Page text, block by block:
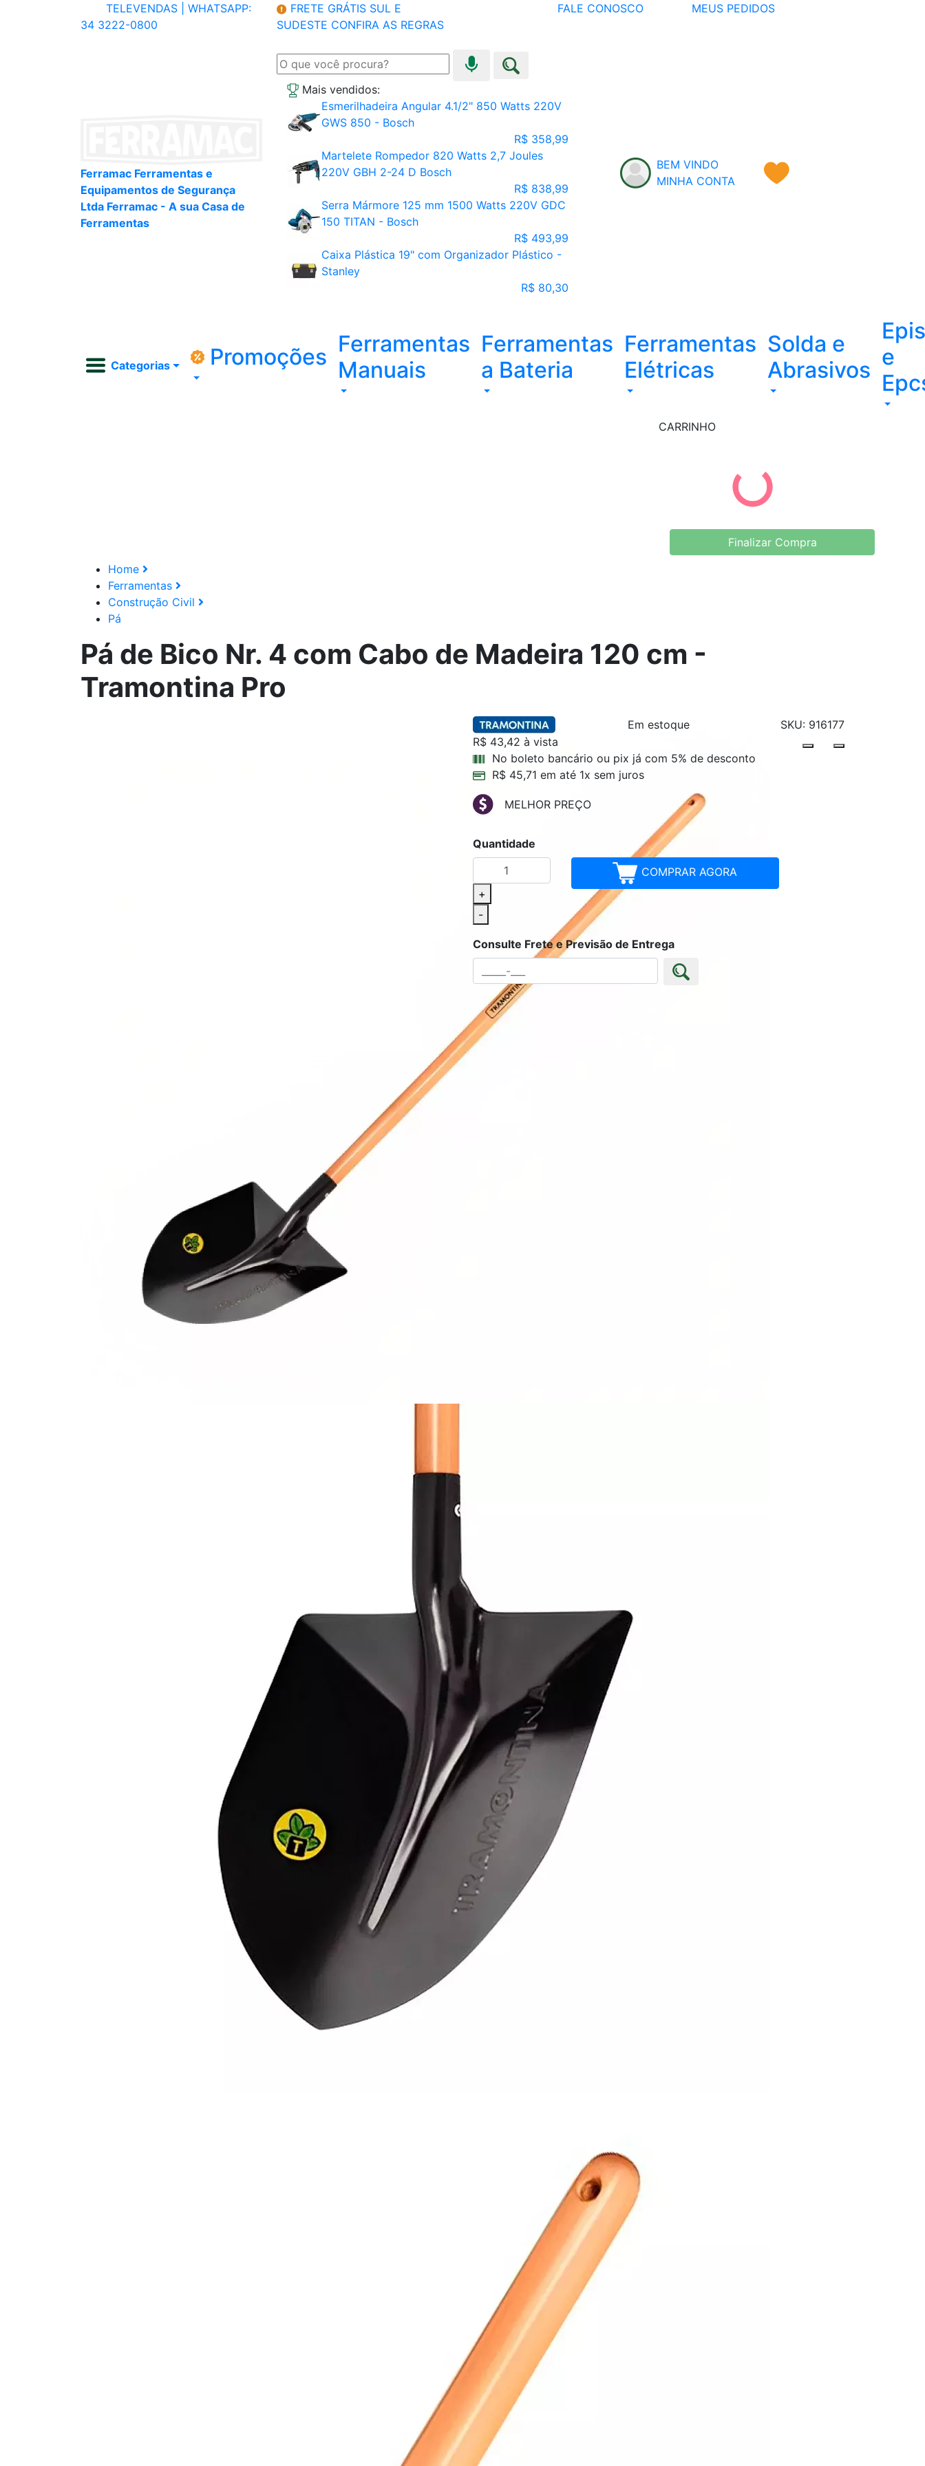
TELEVENDAS |
WHATSAPP:
34 3222-0800
FRETE GRÁTIS SUL E
SUDESTE CONFIRA AS REGRAS
FALE CONOSCO MEUS PEDIDOS
Ferramac Ferramentas e
Equipamentos de Segurança
Ltda Ferramac - A sua Casa de
Ferramentas
Mais vendidos:
Esmerilhadeira Angular 4.1/2" 850 Watts 220V
GWS 850 - Bosch
R$ 358,99
Martelete Rompedor 820 Watts 2,7 Joules
220V GBH 2-24 D Bosch
R$ 838,99
Serra Mármore 125 mm 1500 Watts 220V GDC
150 TITAN - Bosch
R$ 493,99
Caixa Plástica 19" com Organizador Plástico -
Stanley
R$ 80,30
BEM VINDO
MINHA CONTA
Categorias Promoções Ferramentas
Manuais
Ferramentas
a Bateria
Ferramentas
Elétricas
Solda e
Abrasivos
Epis
e
CARRINHO
Finalizar Compra
Home
Ferramentas
Construção Civil
P
Pá de Bico Nr. 4 com Cabo de Madeira 120 cm -
Tramontina Pro
Em estoque
SKU: 916177
R$ 43,42 à vista
No boleto bancário ou pix já com 5% de desconto
R$ 45,71 em até 1x sem juros
MELHOR PREÇO
Quantidade
+
-
COMPRAR AGORA
Consulte Frete e Previsão de Entrega